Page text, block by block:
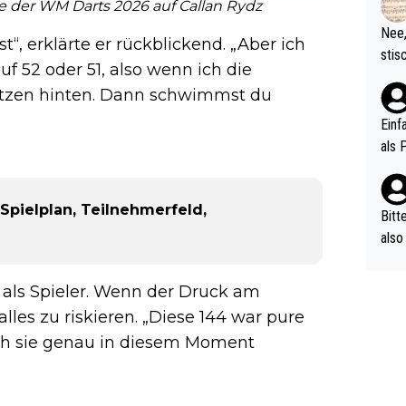
WM Darts 2026 auf Callan Rydz
erklärte er rückblickend. „Aber ich
52 oder 51, also wenn ich die
hinten. Dann schwimmst du
Teilnehmerfeld,
Spieler. Wenn der Druck am
zu riskieren. „Diese 144 war pure
sie genau in diesem Moment
(in
als
nes
ttler
vV
als